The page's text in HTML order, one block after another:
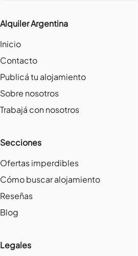
Alquiler Argentina
Inicio
Contacto
Publicá tu alojamiento
Sobre nosotros
Trabajá con nosotros
Secciones
Ofertas imperdibles
Cómo buscar alojamiento
Reseñas
Blog
Legales